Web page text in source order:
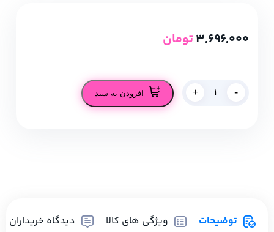
3,696,000تومان
-
+ افزودن به سبد
توضیحات ویژگی های کالا دیدگاه خریداران